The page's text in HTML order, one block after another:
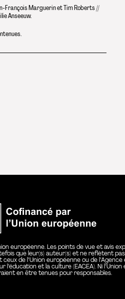
François Marguerin et Tim Roberts //
Anseeuw.
européenne. Les points de vue et avis
que leur(s) auteur(s) et ne reflètent pas
de l’Union européenne ou de
l’éducation et la culture (EACEA). Ni
en être tenues pour responsables.